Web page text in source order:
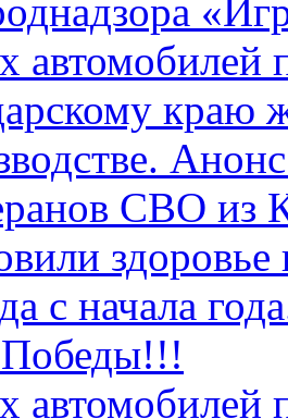
автомобилей
краю
СВО из
с начала
автомобилей